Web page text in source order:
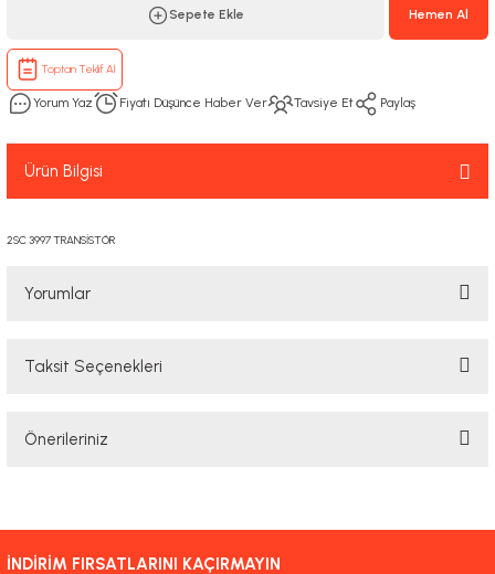
Sepete Ekle Hemen Al
Toptan Teklif Al
Yorum Yaz Fiyatı Düşünce Haber Ver Tavsiye Et Paylaş
Ürün Bilgisi
2SC 3997 TRANSİSTÖR
Yorumlar
Taksit Seçenekleri
Önerileriniz
yetersiz gördüğünüz noktaları öneri formunu kullanarak tarafımıza
iletebilirsiniz.
İNDİRİM FIRSATLARINI KAÇIRMAYIN